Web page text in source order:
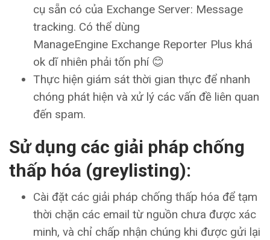
cụ sẵn có của Exchange Server: Message
tracking. Có thể dùng
ManageEngine Exchange Reporter Plus khá
ok dĩ nhiên phải tốn phí 😊
Thực hiện giám sát thời gian thực để nhanh
chóng phát hiện và xử lý các vấn đề liên quan
đến spam.
Sử dụng các giải pháp chống
thấp hóa (greylisting):
Cài đặt các giải pháp chống thấp hóa để tạm
thời chặn các email từ nguồn chưa được xác
minh, và chỉ chấp nhận chúng khi được gửi lại